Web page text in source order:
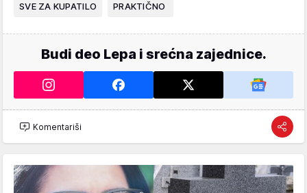
SVE ZA KUPATILO PRAKTIČNO
Budi deo Lepa i srećna zajednice.
Komentariši